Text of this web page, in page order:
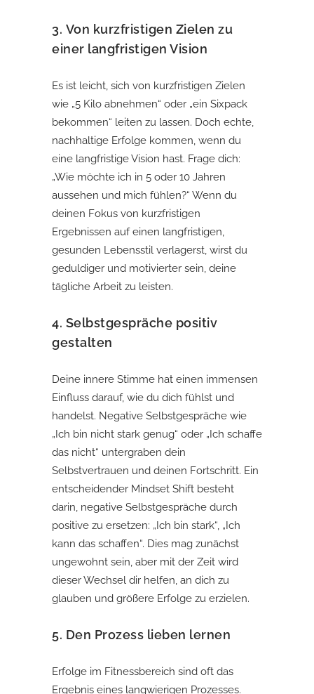
3. Von kurzfristigen Zielen zu
einer langfristigen Vision
Es ist leicht, sich von kurzfristigen Zielen
wie „5 Kilo abnehmen“ oder „ein Sixpack
bekommen“ leiten zu lassen. Doch echte,
nachhaltige Erfolge kommen, wenn du
eine langfristige Vision hast. Frage dich:
„Wie möchte ich in 5 oder 10 Jahren
aussehen und mich fühlen?“ Wenn du
deinen Fokus von kurzfristigen
Ergebnissen auf einen langfristigen,
gesunden Lebensstil verlagerst, wirst du
geduldiger und motivierter sein, deine
tägliche Arbeit zu leisten.
4. Selbstgespräche positiv
gestalten
Deine innere Stimme hat einen immensen
Einfluss darauf, wie du dich fühlst und
handelst. Negative Selbstgespräche wie
„Ich bin nicht stark genug“ oder „Ich schaffe
das nicht“ untergraben dein
Selbstvertrauen und deinen Fortschritt. Ein
entscheidender Mindset Shift besteht
darin, negative Selbstgespräche durch
positive zu ersetzen: „Ich bin stark“, „Ich
kann das schaffen“. Dies mag zunächst
ungewohnt sein, aber mit der Zeit wird
dieser Wechsel dir helfen, an dich zu
glauben und größere Erfolge zu erzielen.
5. Den Prozess lieben lernen
Erfolge im Fitnessbereich sind oft das
Ergebnis eines langwierigen Prozesses.